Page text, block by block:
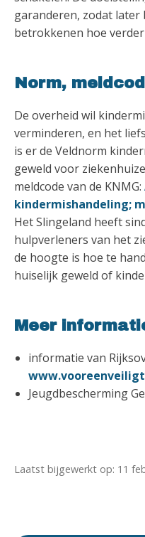
garanderen, zodat later
betrokkenen hoe
Norm,
De overheid wil
verminderen, en het
is er de Veldnorm
geweld voor
meldcode van de KNMG:
kindermishandeling;
Het Slingeland heeft
hulpverleners van het
de hoogte is hoe te
huiselijk geweld of
Meer
informatie van
Jeugdbescherming
Laatst bijgewerkt op: 11